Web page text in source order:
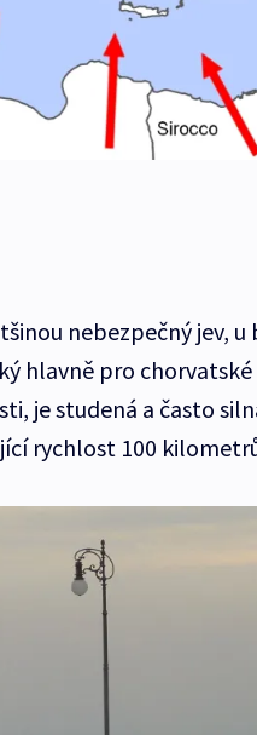
nebezpečný jev,
hlavně pro
je studená a často
rychlost 100